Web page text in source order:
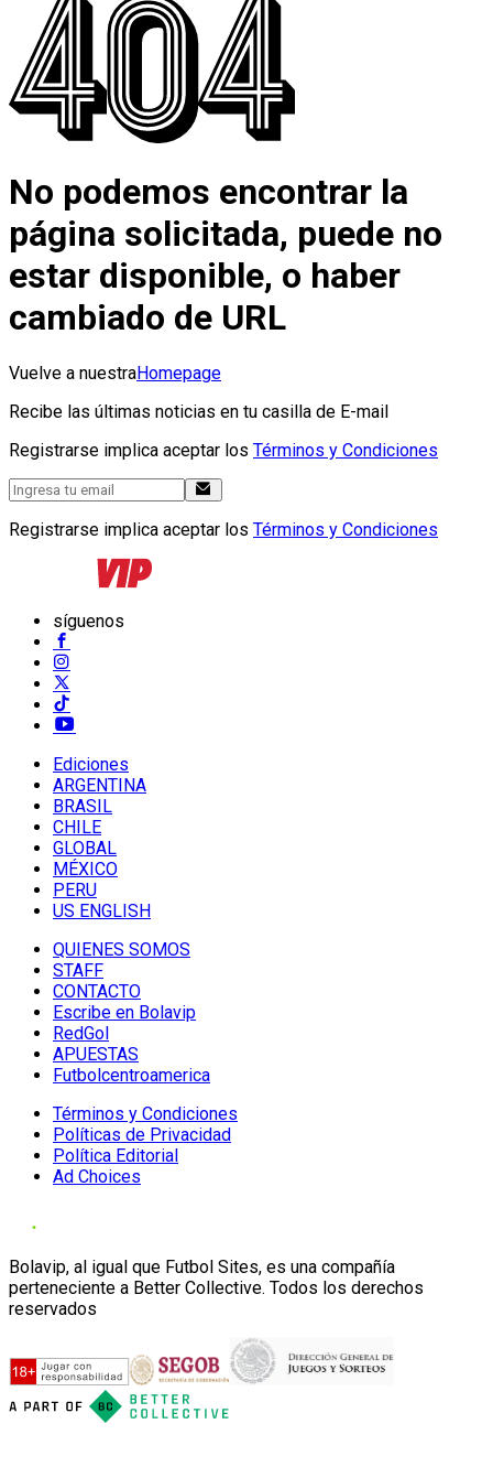
No podemos encontrar la
página solicitada, puede no
estar disponible, o haber
cambiado de URL
Vuelve a nuestraHomepage
Recibe las últimas noticias en tu casilla de E-mail
Registrarse implica aceptar los Términos y Condiciones
Registrarse implica aceptar los Términos y Condiciones
síguenos
Ediciones
ARGENTINA
BRASIL
CHILE
GLOBAL
MÉXICO
PERU
US ENGLISH
QUIENES SOMOS
STAFF
CONTACTO
Escribe en Bolavip
RedGol
APUESTAS
Futbolcentroamerica
Términos y Condiciones
Políticas de Privacidad
Política Editorial
Ad Choices
Bolavip, al igual que Futbol Sites, es una compañía
perteneciente a Better Collective. Todos los derechos
reservados